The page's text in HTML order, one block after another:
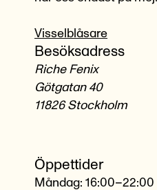
Öppettider
Måndag: 16:00–22:00
Visselblåsare
Besöksadress
Riche Fenix
Götgatan 40
11826 Stockholm